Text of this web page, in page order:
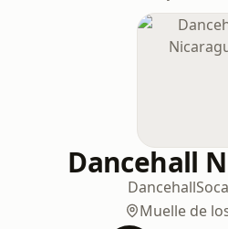
Dancehall
DancehallSoca
Muelle de